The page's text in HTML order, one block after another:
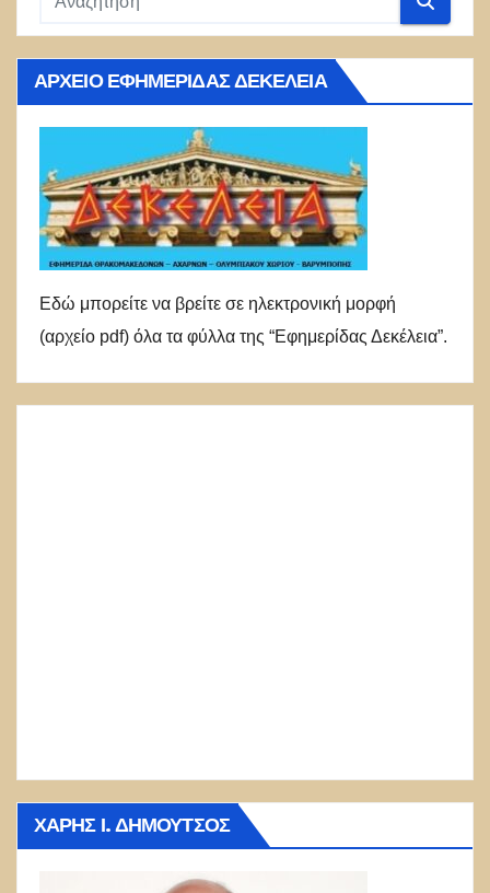
ΑΡΧΕΊΟ ΕΦΗΜΕΡΊΔΑΣ ΔΕΚΈΛΕΙΑ
Εδώ μπορείτε να βρείτε σε ηλεκτρονική μορφή
(αρχείο pdf) όλα τα φύλλα της “Εφημερίδας Δεκέλεια”.
ΧΆΡΗΣ Ι. ΔΗΜΟΎΤΣΟΣ